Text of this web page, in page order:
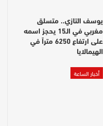
يوسف التازي.. متسلق
مغربي في الـ15 يحجز اسمه
على ارتفاع 6250 متراً في
الهيمالايا
أخبار الساعة